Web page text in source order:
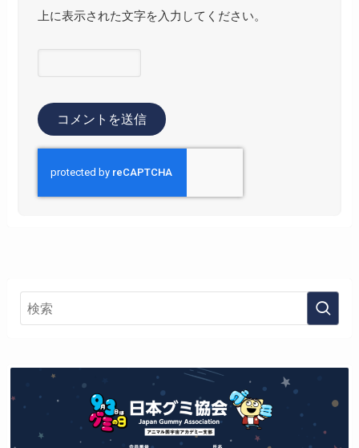
上に表示された文字を入力してください。